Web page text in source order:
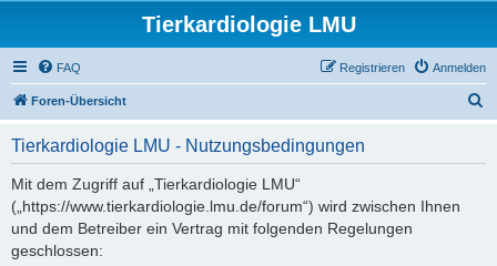
Tierkardiologie LMU
FAQ Anmelden
Registrieren
Foren-Übersicht
Tierkardiologie LMU - Nutzungsbedingungen
Mit dem Zugriff auf „Tierkardiologie LMU“
(„https://www.tierkardiologie.lmu.de/forum“) wird zwischen Ihnen
und dem Betreiber ein Vertrag mit folgenden Regelungen
geschlossen: